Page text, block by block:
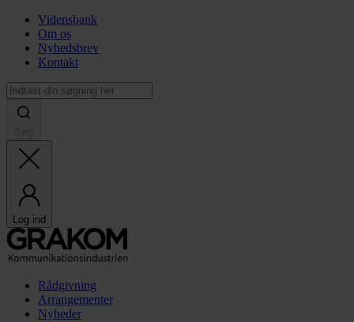
Vidensbank
Om os
Nyhedsbrev
Kontakt
Log ind
Rådgivning
Arrangementer
Nyheder